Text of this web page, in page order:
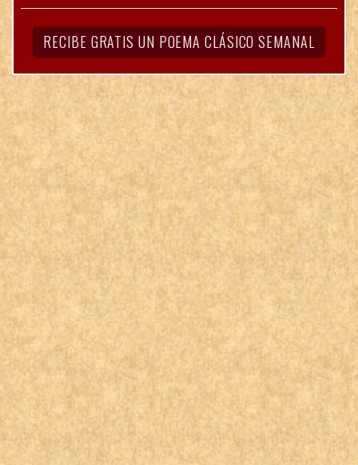
RECIBE GRATIS UN POEMA CLÁSICO SEMANAL